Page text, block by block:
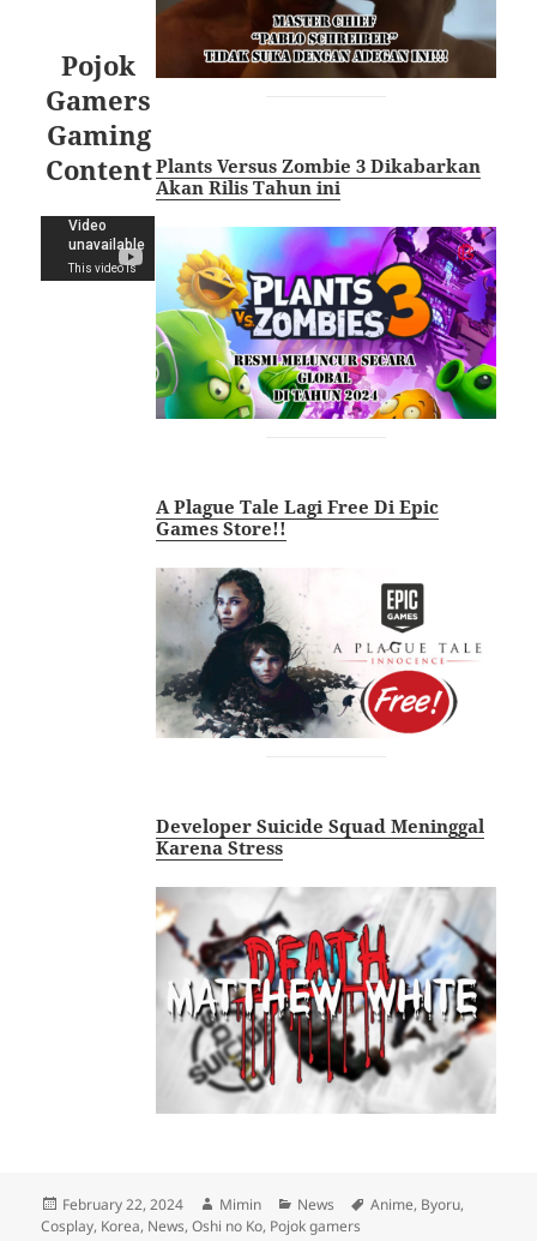
Pojok
Gamers
Gaming
ContentPlants Versus Zombie 3 Dikabarkan
Akan Rilis Tahun ini
A Plague Tale Lagi Free Di Epic
Games Store!!
Developer Suicide Squad Meninggal
Karena Stress
Posted
on
February 22, 2024 Author
Mimin Categories
News Tags
Anime, Byoru,
Cosplay, Korea, News,Oshi no Ko, Pojok gamers